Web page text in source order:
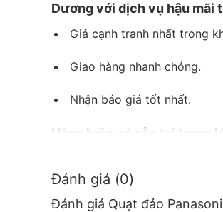
Dương với dịch vụ hậu mãi
Giá cạnh tranh nhất trong
Giao hàng nhanh chóng.
Nhận báo giá tốt nhất.
Hàng luôn có sẵn tại trong
Đánh giá (0)
Đánh giá Quạt đảo